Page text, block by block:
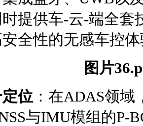
提供车-云-端全套
全性的无感车控
位 ：在ADAS领
与IMU模组的P-